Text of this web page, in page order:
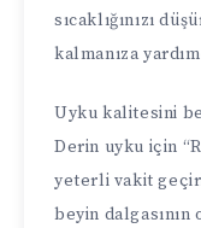
sıcaklığınızı
kalmanıza
Uyku kalitesini
Derin uyku için
yeterli vakit
beyin